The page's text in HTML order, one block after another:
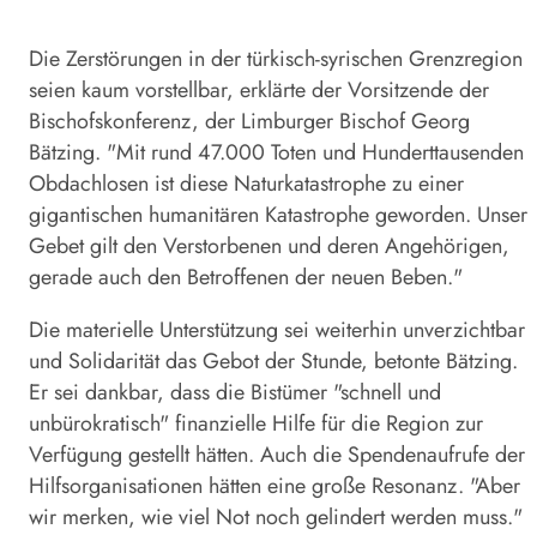
Die Zerstörungen in der türkisch-syrischen Grenzregion
seien kaum vorstellbar, erklärte der Vorsitzende der
Bischofskonferenz, der Limburger Bischof Georg
Bätzing. "Mit rund 47.000 Toten und Hunderttausenden
Obdachlosen ist diese Naturkatastrophe zu einer
gigantischen humanitären Katastrophe geworden. Unser
Gebet gilt den Verstorbenen und deren Angehörigen,
gerade auch den Betroffenen der neuen Beben."
Die materielle Unterstützung sei weiterhin unverzichtbar
und Solidarität das Gebot der Stunde, betonte Bätzing.
Er sei dankbar, dass die Bistümer "schnell und
unbürokratisch" finanzielle Hilfe für die Region zur
Verfügung gestellt hätten. Auch die Spendenaufrufe der
Hilfsorganisationen hätten eine große Resonanz. "Aber
wir merken, wie viel Not noch gelindert werden muss."